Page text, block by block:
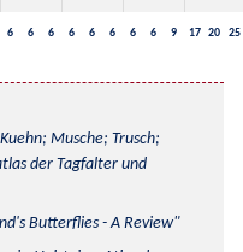
6 6 6 6 6 6 6 6 9 17 20 25
Musche; Trusch;
der Tagfalter und
Butterflies - A Review